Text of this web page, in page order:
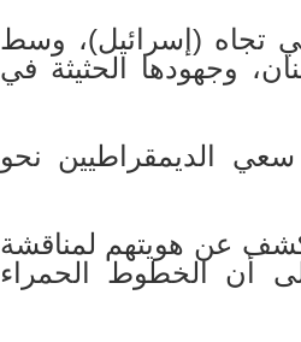
تجاه (إسرائيل)، وسط
وجهودها الحثيثة في
الديمقراطيين نحو
عن هويتهم لمناقشة
أن الخطوط الحمراء